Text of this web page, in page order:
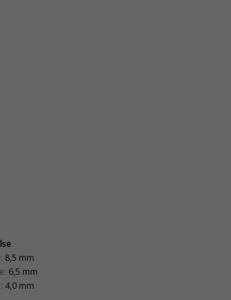
8,5 mm
6,5 mm
4,0 mm